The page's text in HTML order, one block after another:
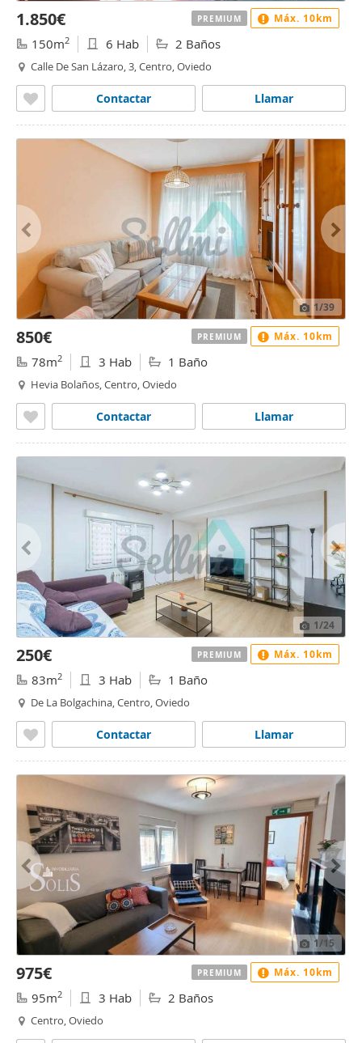
1.850€
150m2 6 Hab 2 Baños
Calle De San Lázaro, 3, Centro, Oviedo
Llamar
Contactar
PREMIUM Máx. 10km
1/39
850€
78m2 3 Hab 1 Baño
Hevia Bolaños, Centro, Oviedo
Llamar
Contactar
PREMIUM Máx. 10km
1/24
250€
83m2 3 Hab 1 Baño
De La Bolgachina, Centro, Oviedo
Llamar
Contactar
PREMIUM Máx. 10km
1/15
975€
95m2 3 Hab 2 Baños
Centro, Oviedo
PREMIUM Máx. 10km